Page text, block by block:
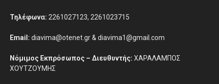
Τηλέφωνα: 2261027123, 2261023715
Email: diavima@otenet.gr & diavima1@gmail.com
Νόμιμος Εκπρόσωπος – Διευθυντής: ΧΑΡΑΛΑΜΠΟΣ
ΧΟΥΤΖΟΥΜΗΣ